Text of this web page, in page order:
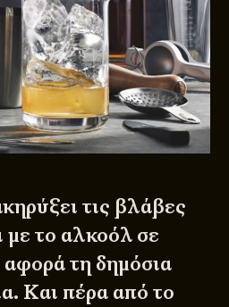
τις βλάβες
με το αλκοόλ σε
τη δημόσια
Και πέρα από το